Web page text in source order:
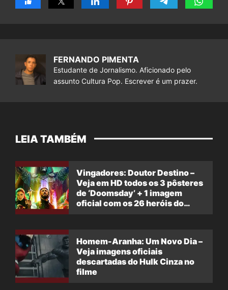
FERNANDO PIMENTA
Estudante de Jornalismo. Aficionado pelo
assunto Cultura Pop. Escrever é um prazer.
LEIA TAMBÉM
Vingadores: Doutor Destino –
Veja em HD todos os 3 pôsteres
de ‘Doomsday’ + 1 imagem
oficial com os 26 heróis do
Homem-Aranha: Um Novo Dia –
Veja imagens oficiais
descartadas do Hulk Cinza no
filme